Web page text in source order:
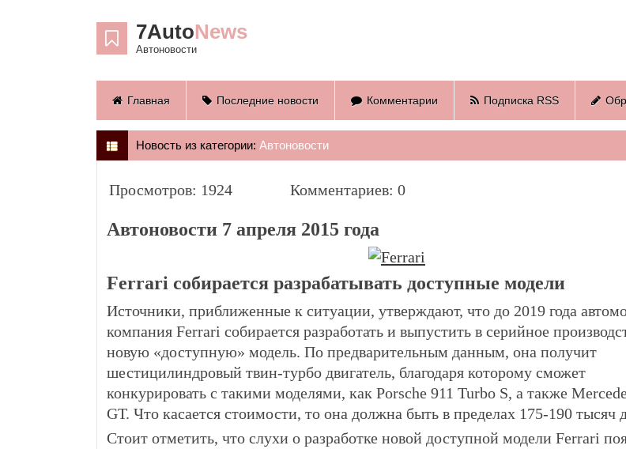
7AutoNews
Автоновости
Главная Последние новости Комментарии Подписка RSS
Новость из категории: Автоновости
Просмотров: 1924 Комментариев: 0
Автоновости 7 апреля 2015 года
Ferrari собирается разрабатывать доступные модели
Источники, приближенные к ситуации, утверждают, что до 2019 года
компания Ferrari собирается разработать и выпустить в серийное
новую «доступную» модель. По предварительным данным, она получит
шестицилиндровый твин-турбо двигатель, благодаря которому сможет
конкурировать с такими моделями, как Porsche 911 Turbo S, а также
GT. Что касается стоимости, то она должна быть в пределах 175-190 тысяч
Стоит отметить, что слухи о разработке новой доступной модели Ferrari